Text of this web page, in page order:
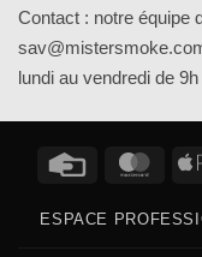
Contact : notre équipe
lundi au vendredi de 9h
Credit
ESPACE